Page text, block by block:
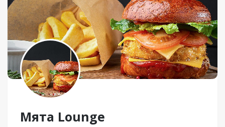
Мята Lounge